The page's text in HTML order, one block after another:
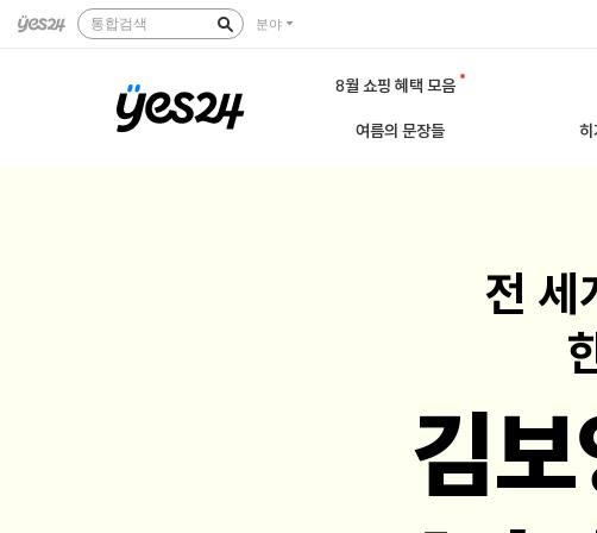
통합검색 분야
8월 쇼핑 혜택 모음
여름의 문장들 히
전 세
김